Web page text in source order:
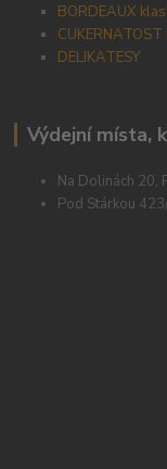
BORDEAUX
DELIKATESY
Výdejní místa,
Na Dolinách 20,
Pod Stárkou